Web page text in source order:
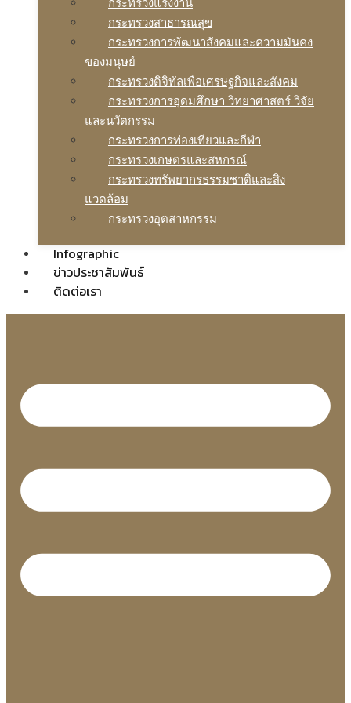
กระทรวงแรงงาน
กระทรวงสาธารณสุข
กระทรวงการพัฒนาสังคมและความมันคง
ของมนุษย์
กระทรวงดิจิทัลเพือเศรษฐกิจและสังคม
กระทรวงการอุดมศึกษา วิทยาศาสตร์ วิจัย
และนวัตกรรม
กระทรวงการท่องเทียวและกีฬา
กระทรวงเกษตรและสหกรณ์
กระทรวงทรัพยากรธรรมชาติและสิง
แวดล้อม
กระทรวงอุตสาหกรรม
Infographic
ข่าวประชาสัมพันธ์
ติดต่อเรา